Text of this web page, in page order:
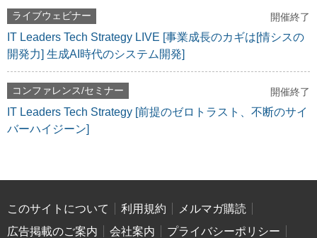
ライブウェビナー 開催終了
IT Leaders Tech Strategy LIVE [事業成長のカギは[情シスの
開発力] 生成AI時代のシステム開発]
コンファレンス/セミナー 開催終了
IT Leaders Tech Strategy [前提のゼロトラスト、不断のサイ
バーハイジーン]
このサイトについて 利用規約
メルマガ購読
広告掲載のご案内
会社案内
プライバシーポリシー